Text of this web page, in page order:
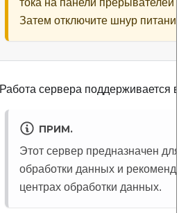
тока на панели прерывателей
Затем отключите шнур питания.
Работа сервера поддерживается в
ПРИМ.
Этот сервер предназначен для
обработки данных и
центрах обработки данных.